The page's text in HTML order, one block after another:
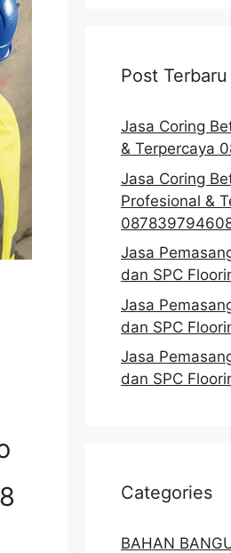
Post Terbaru
Jasa Coring
& Terpercaya
Jasa Coring
Profesional &
Jasa
dan SPC
Jasa
dan SPC
Jasa
dan SPC
Categories
BAHAN